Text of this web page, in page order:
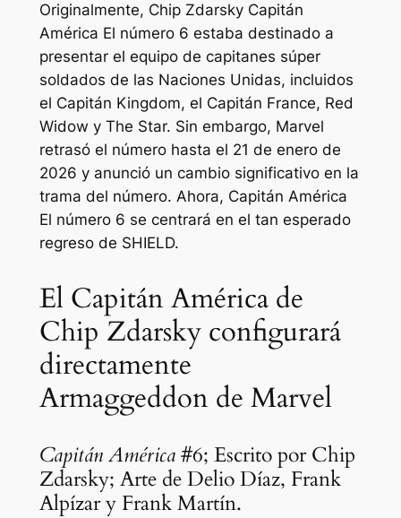
Originalmente, Chip Zdarsky Capitán
América El número 6 estaba destinado a
presentar el equipo de capitanes súper
soldados de las Naciones Unidas, incluidos
el Capitán Kingdom, el Capitán France, Red
Widow y The Star. Sin embargo, Marvel
retrasó el número hasta el 21 de enero de
2026 y anunció un cambio significativo en la
trama del número. Ahora, Capitán América
El número 6 se centrará en el tan esperado
regreso de SHIELD.
El Capitán América de
Chip Zdarsky configurará
directamente
Armaggeddon de Marvel
Capitán América#6; Escrito por Chip
Zdarsky; Arte de Delio Díaz, Frank
Alpízar y Frank Martín.